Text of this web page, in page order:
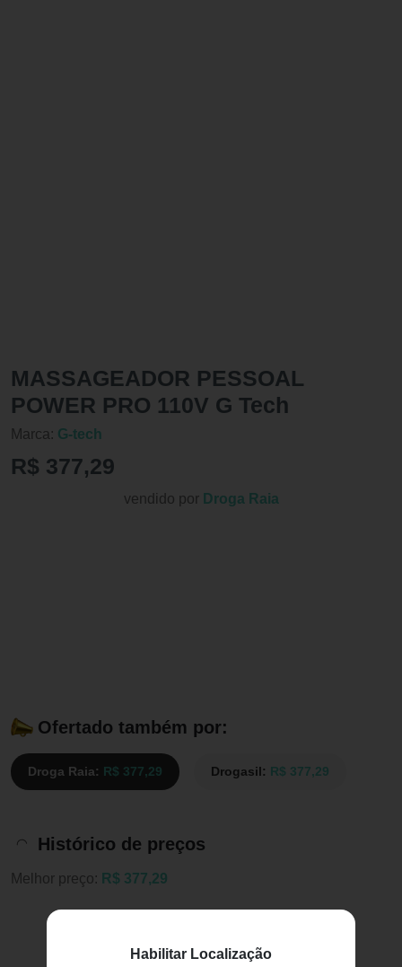
Habilitar Localização
MASSAGEADOR PESSOAL
POWER PRO 110V G Tech
Marca: G-tech
R$ 377,29
vendido por Droga Raia
Ofertado também por:
Droga Raia: R$ 377,29 Drogasil: R$ 377,29
Histórico de preços
Melhor preço: R$ 377,29